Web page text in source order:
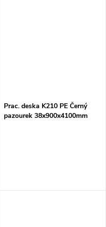
Prac. deska K210 PE Černý
pazourek 38x900x4100mm